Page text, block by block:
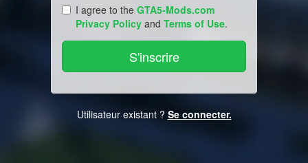
I agree to the GTA5-Mods.com
Privacy Policy and Terms of Use.
Utilisateur existant ? Se connecter.